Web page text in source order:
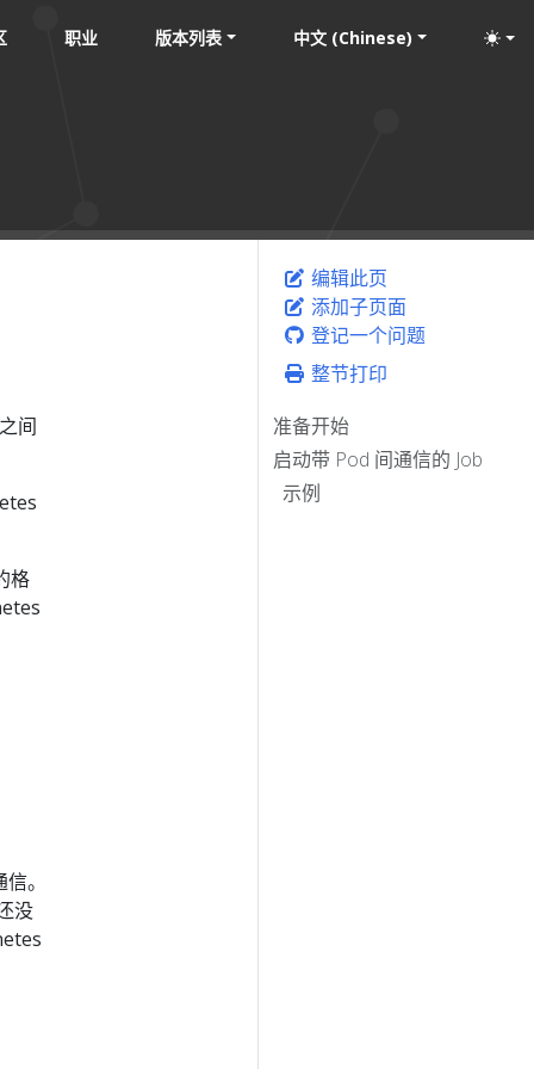
职业 版本列表 中文 (Chinese)
编辑此页
添加子页面
登记一个问题
整节打印
准备开始
启动带 Pod 间通信的 Job
示例
间
格
。
没